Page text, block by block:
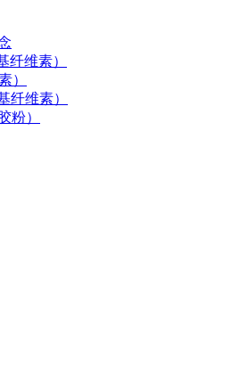
纤维素）
）
纤维素）
粉）